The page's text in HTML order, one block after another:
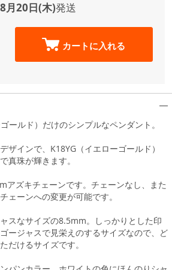
8月20日(木)発送
カートに入れる
ールド）だけのシンプルなペンダント。
ザインで、K18YG（イエローゴールド）
真珠が輝きます。
アズキチェーンです。チェーンなし、また
ェーンへの変更が可能です。
スなサイズの8.5mm。しっかりとした印
ージャスで見栄えのするサイズなので、ど
だけるサイズです。